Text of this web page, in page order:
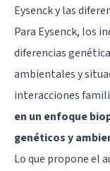
Eysenck y las
Para Eysenck, los
diferencias
ambientales y
interacciones
en un enfoque
genéticos y
Lo que propone el